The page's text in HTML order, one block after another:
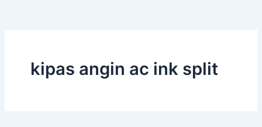
kipas angin ac ink split